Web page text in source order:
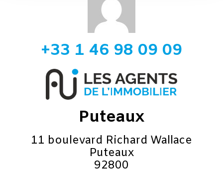
+33 1 46 98 09 09
Puteaux
11 boulevard Richard Wallace
Puteaux
92800